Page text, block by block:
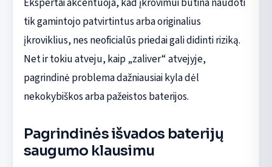
tik gamintojo patvirtintus arba originalius
įkroviklius, nes neoficialūs priedai gali didinti riziką.
Net ir tokiu atveju, kaip „zaliver“ atvejyje,
pagrindinė problema dažniausiai kyla dėl
nekokybiškos arba pažeistos baterijos.
Pagrindinės išvados baterijų
saugumo klausimu